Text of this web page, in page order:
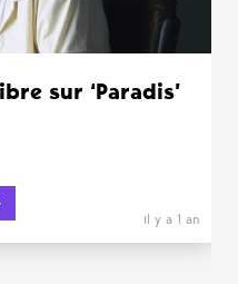
sur ‘Paradis’
il y a 1 an